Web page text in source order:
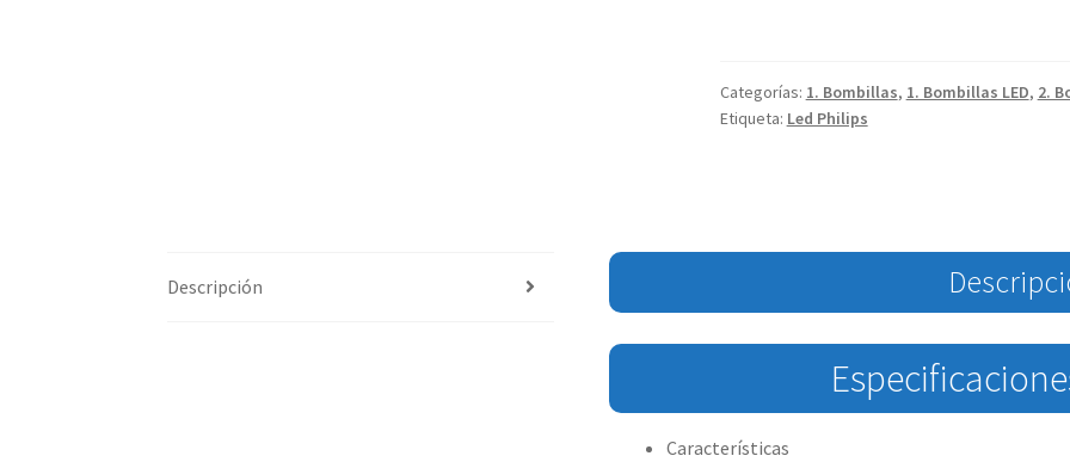
Categorías: 1. Bombillas, 1. Bombillas LED, 2.
Etiqueta: Led Philips
Descripción
Características